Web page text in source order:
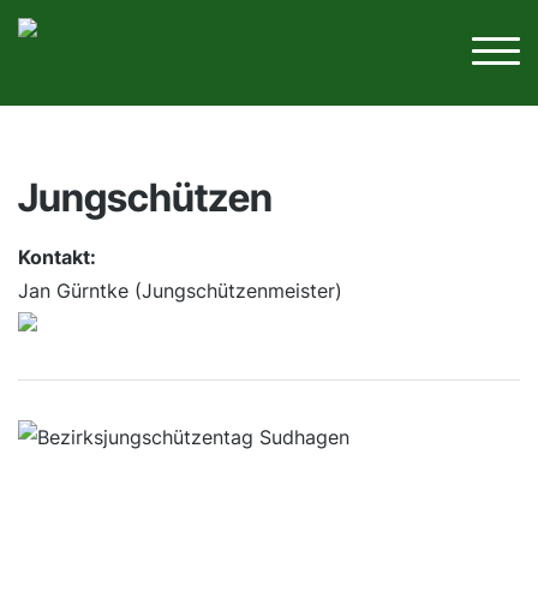
Jungschützen
Kontakt:
Jan Gürntke (Jungschützenmeister)